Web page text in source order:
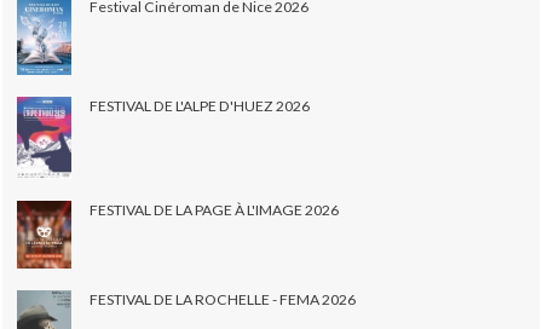
Festival Cinéroman de Nice 2026
FESTIVAL DE L'ALPE D'HUEZ 2026
FESTIVAL DE LA PAGE À L'IMAGE 2026
FESTIVAL DE LA ROCHELLE - FEMA 2026